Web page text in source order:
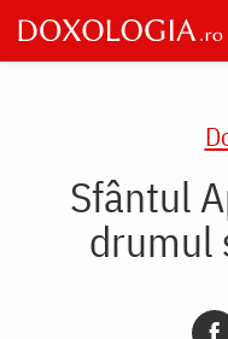
Skip
to
main
Sfântul
drumul